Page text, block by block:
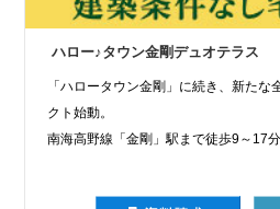
ハロー♪タウン金剛デュオテラス
「ハロータウン金剛」に続き、新たな
クト始動。
南海高野線「金剛」駅まで徒歩9～17分